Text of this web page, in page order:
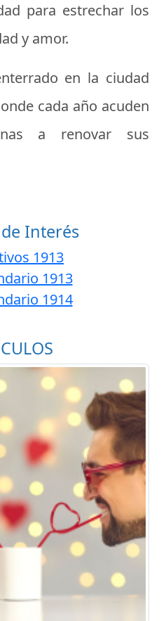
para estrechar los
y amor.
en la ciudad
cada año acuden
a renovar sus
Interés
1913
1913
1914